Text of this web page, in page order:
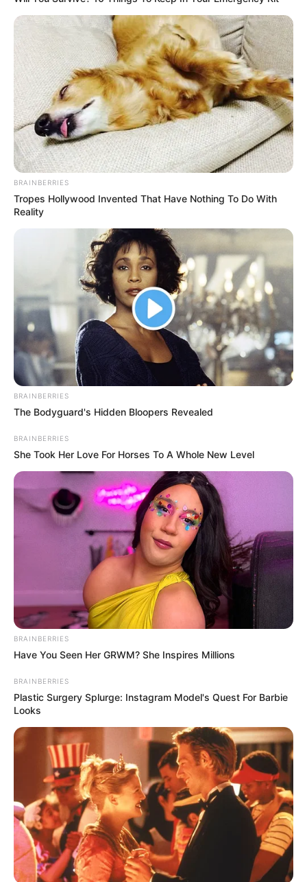
BRAINBERRIES
Tropes Hollywood Invented That Have Nothing To Do With
Reality
BRAINBERRIES
The Bodyguard's Hidden Bloopers Revealed
BRAINBERRIES
She Took Her Love For Horses To A Whole New Level
BRAINBERRIES
Have You Seen Her GRWM? She Inspires Millions
BRAINBERRIES
Plastic Surgery Splurge: Instagram Model's Quest For Barbie
Looks